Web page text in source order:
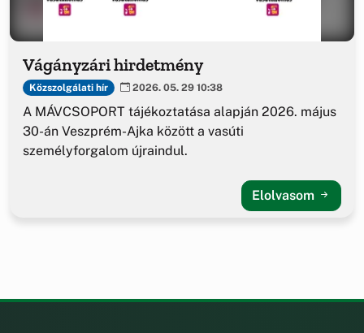
Vágányzári hirdetmény
Közszolgálati hír 2026. 05. 29 10:38
A MÁVCSOPORT tájékoztatása alapján 2026. május
30-án Veszprém-Ajka között a vasúti
személyforgalom újraindul.
Elolvasom